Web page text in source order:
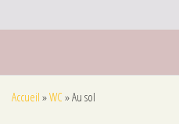
Accueil »WC »Au sol